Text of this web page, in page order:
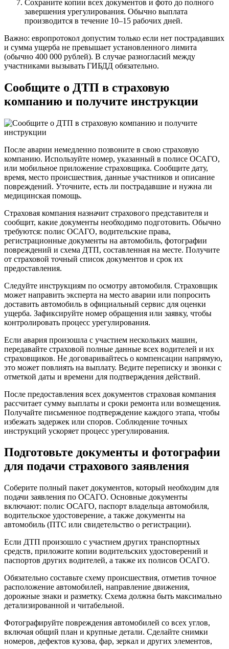
Сохраните копии всех документов и фото до полного
завершения урегулирования. Обычно выплата
производится в течение 10–15 рабочих дней.
Важно: европротокол допустим только если нет пострадавших
и сумма ущерба не превышает установленного лимита
(обычно 400 000 рублей). В случае разногласий между
участниками вызывать ГИБДД обязательно.
Сообщите о ДТП в страховую
компанию и получите инструкции
После аварии немедленно позвоните в свою страховую
компанию. Используйте номер, указанный в полисе ОСАГО,
или мобильное приложение страховщика. Сообщите дату,
время, место происшествия, данные участников и описание
повреждений. Уточните, есть ли пострадавшие и нужна ли
медицинская помощь.
Страховая компания назначит страхового представителя и
сообщит, какие документы необходимо подготовить. Обычно
требуются: полис ОСАГО, водительские права,
регистрационные документы на автомобиль, фотографии
повреждений и схема ДТП, составленная на месте. Получите
от страховой точный список документов и срок их
предоставления.
Следуйте инструкциям по осмотру автомобиля. Страховщик
может направить эксперта на место аварии или попросить
доставить автомобиль в официальный сервис для оценки
ущерба. Зафиксируйте номер обращения или заявку, чтобы
контролировать процесс урегулирования.
Если авария произошла с участием нескольких машин,
передавайте страховой полные данные всех водителей и их
страховщиков. Не договаривайтесь о компенсации напрямую,
это может повлиять на выплату. Ведите переписку и звонки с
отметкой даты и времени для подтверждения действий.
После предоставления всех документов страховая компания
рассчитает сумму выплаты и сроки ремонта или возмещения.
Получайте письменное подтверждение каждого этапа, чтобы
избежать задержек или споров. Соблюдение точных
инструкций ускоряет процесс урегулирования.
Подготовьте документы и фотографии
для подачи страхового заявления
Соберите полный пакет документов, который необходим для
подачи заявления по ОСАГО. Основные документы
включают: полис ОСАГО, паспорт владельца автомобиля,
водительское удостоверение, а также документы на
автомобиль (ПТС или свидетельство о регистрации).
Если ДТП произошло с участием других транспортных
средств, приложите копии водительских удостоверений и
паспортов других водителей, а также их полисов ОСАГО.
Обязательно составьте схему происшествия, отметив точное
расположение автомобилей, направление движения,
дорожные знаки и разметку. Схема должна быть максимально
детализированной и читабельной.
Фотографируйте повреждения автомобилей со всех углов,
включая общий план и крупные детали. Сделайте снимки
номеров, дефектов кузова, фар, зеркал и других элементов,